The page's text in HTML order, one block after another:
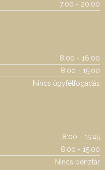
7:00 - 20:00
8:00 - 16:00
8:00 - 15:00
Nincs ügyfélfogadás
8:00 - 15:45
8:00 - 15:00
Nincs pénztár